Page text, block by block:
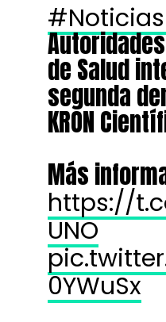
de Salud
segunda
KRON
Más
https://
UNO
0YWuSx